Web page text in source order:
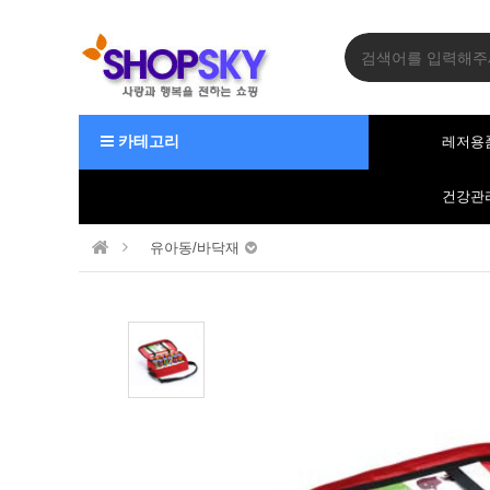
카테고리 레저용
건강관
유아동/바닥재